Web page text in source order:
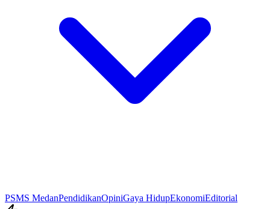
PSMS MedanPendidikanOpiniGaya HidupEkonomiEditorial